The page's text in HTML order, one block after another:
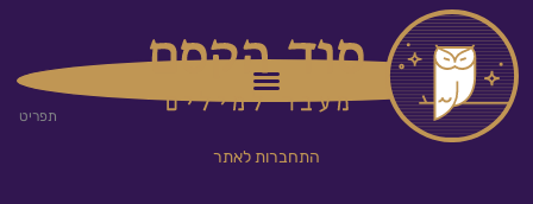
לתוכן
התחברות לאתר
תפריט